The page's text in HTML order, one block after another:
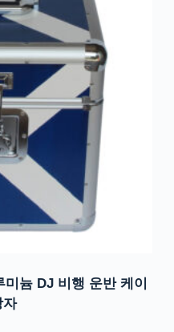
늄 DJ 비행 운반 케이
자